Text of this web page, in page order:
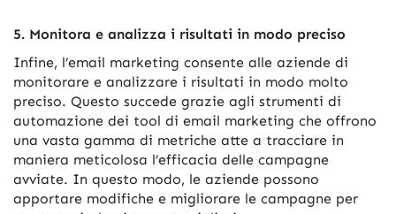
5. Monitora e analizza i risultati in modo preciso
Infine, l’email marketing consente alle aziende di
monitorare e analizzare i risultati in modo molto
preciso. Questo succede grazie agli strumenti di
automazione dei tool di email marketing che offrono
una vasta gamma di metriche atte a tracciare in
maniera meticolosa l’efficacia delle campagne
avviate. In questo modo, le aziende possono
apportare modifiche e migliorare le campagne per